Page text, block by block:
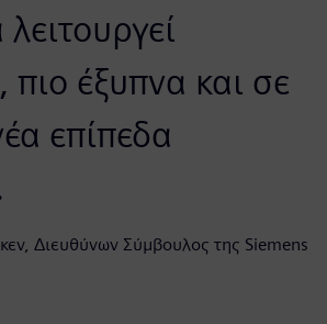
πιο έξυπνα και σε
επίπεδα
Διευθύνων Σύμβουλος της Siemens